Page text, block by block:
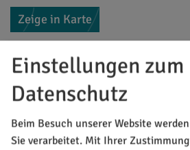
Zeige in Karte
Möchten Sie von Google Maps
Inhalte laden?
Einstellungen zum
Datenschutz
Beim Besuch unserer Website
Sie verarbeitet. Mit Ihrer